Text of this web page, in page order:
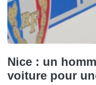
Nice : un
voiture pour